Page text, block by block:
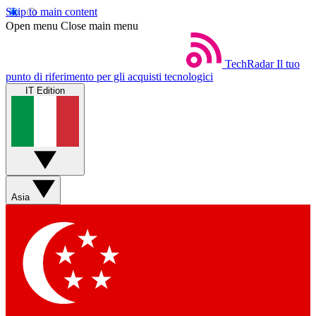
Skip to main content
Open menu Close main menu
TechRadar Il tuo
punto di riferimento per gli acquisti tecnologici
IT Edition
Asia